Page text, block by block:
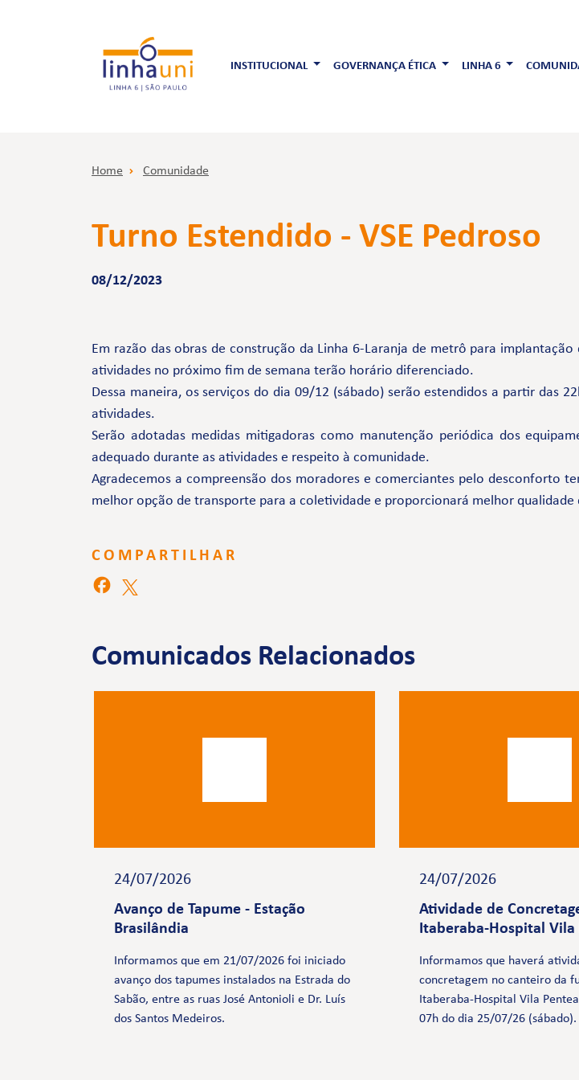
INSTITUCIONAL GOVERNANÇA ÉTICA LINHA 6
Home Comunidade
Turno Estendido - VSE Pedroso
08/12/2023
Em razão das obras de construção da Linha 6-Laranja de metrô para
atividades no próximo fim de semana terão horário diferenciado.
Dessa maneira, os serviços do dia 09/12 (sábado) serão estendidos a partir das
atividades.
Serão adotadas medidas mitigadoras como manutenção periódica dos
adequado durante as atividades e respeito à comunidade.
Agradecemos a compreensão dos moradores e comerciantes pelo desconforto
melhor opção de transporte para a coletividade e proporcionará melhor qualidade
COMPARTILHAR
Comunicados Relacionados
24/07/2026
Avanço de Tapume - Estação
Brasilândia
Informamos que em 21/07/2026 foi iniciado
avanço dos tapumes instalados na Estrada do
Sabão, entre as ruas José Antonioli e Dr. Luís
dos Santos Medeiros.
24/07/2026
Atividade de
Itaberaba-Hospital Vila
Informamos que haverá
concretagem no canteiro da
Itaberaba-Hospital Vila
07h do dia 25/07/26 (sábado).